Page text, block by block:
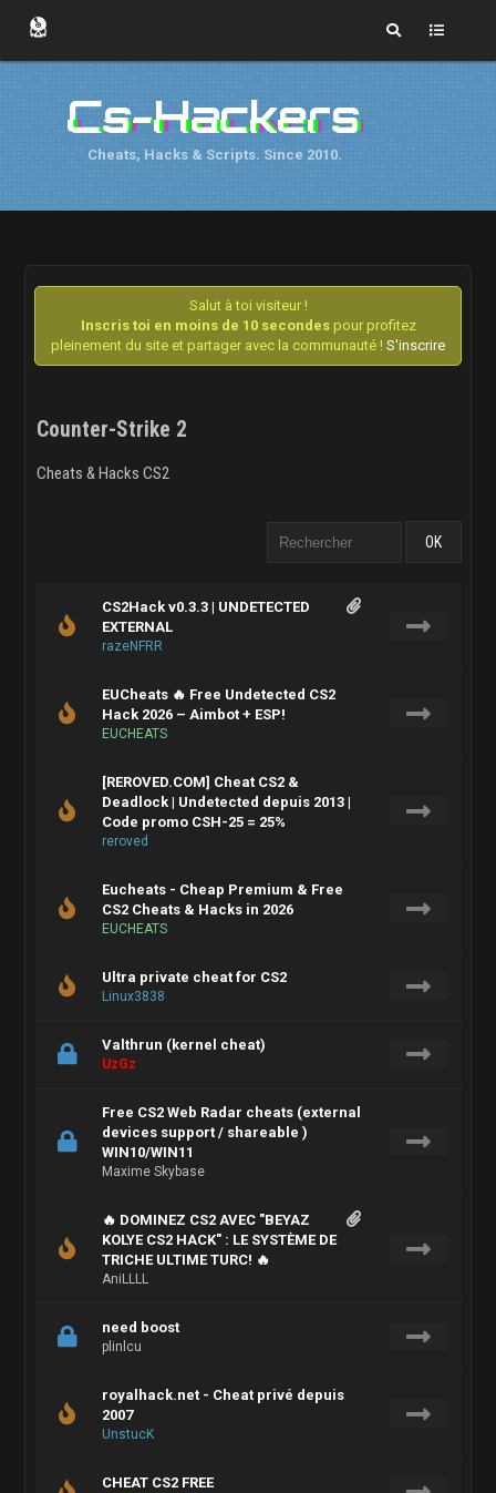
Cs-Hackers
Cheats, Hacks & Scripts. Since 2010.
Salut à toi visiteur !
Inscris toi en moins de 10 secondespour profitez
pleinement du site et partager avec la communauté ! S'inscrire
Counter-Strike 2
Cheats & Hacks CS2
CS2Hack v0.3.3 | UNDETECTED
EXTERNAL
razeNFRR
EUCheats 🔥 Free Undetected CS2
Hack 2026 – Aimbot + ESP!
EUCHEATS
[REROVED.COM] Cheat CS2 &
Deadlock | Undetected depuis 2013 |
Code promo CSH-25 = 25%
reroved
Eucheats - Cheap Premium & Free
CS2 Cheats & Hacks in 2026
EUCHEATS
Ultra private cheat for CS2
Linux3838
Valthrun (kernel cheat)
UzGz
Free CS2 Web Radar cheats (external
devices support / shareable )
WIN10/WIN11
Maxime Skybase
🔥 DOMINEZ CS2 AVEC "BEYAZ
KOLYE CS2 HACK" : LE SYSTÈME DE
TRICHE ULTIME TURC! 🔥
AniLLLL
need boost
plinlcu
royalhack.net - Cheat privé depuis
2007
UnstucK
CHEAT CS2 FREE